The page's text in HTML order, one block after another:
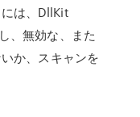
は、DllKit
、無効な、また
か、スキャンを